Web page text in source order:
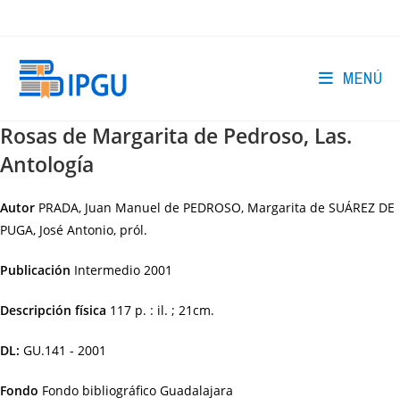
MENÚ
Rosas de Margarita de Pedroso, Las.
Antología
Autor PRADA, Juan Manuel de PEDROSO, Margarita de SUÁREZ DE
PUGA, José Antonio, pról.
Publicación Intermedio 2001
Descripción física 117 p. : il. ; 21cm.
DL: GU.141 - 2001
Fondo Fondo bibliográfico Guadalajara